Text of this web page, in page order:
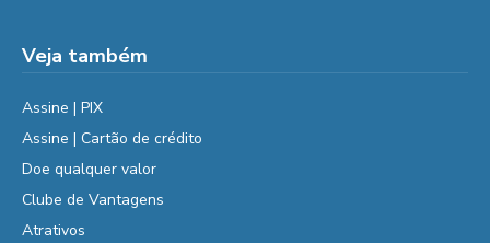
Veja também
Assine | PIX
Assine | Cartão de crédito
Doe qualquer valor
Clube de Vantagens
Atrativos